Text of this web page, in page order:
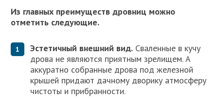
Из главных преимуществ дровниц можно
отметить следующие.
Эстетичный внешний вид. Сваленные в кучу
дрова не являются приятным зрелищем. А
аккуратно собранные дрова под железной
крышей придают дачному дворику атмосферу
чистоты и прибранности.